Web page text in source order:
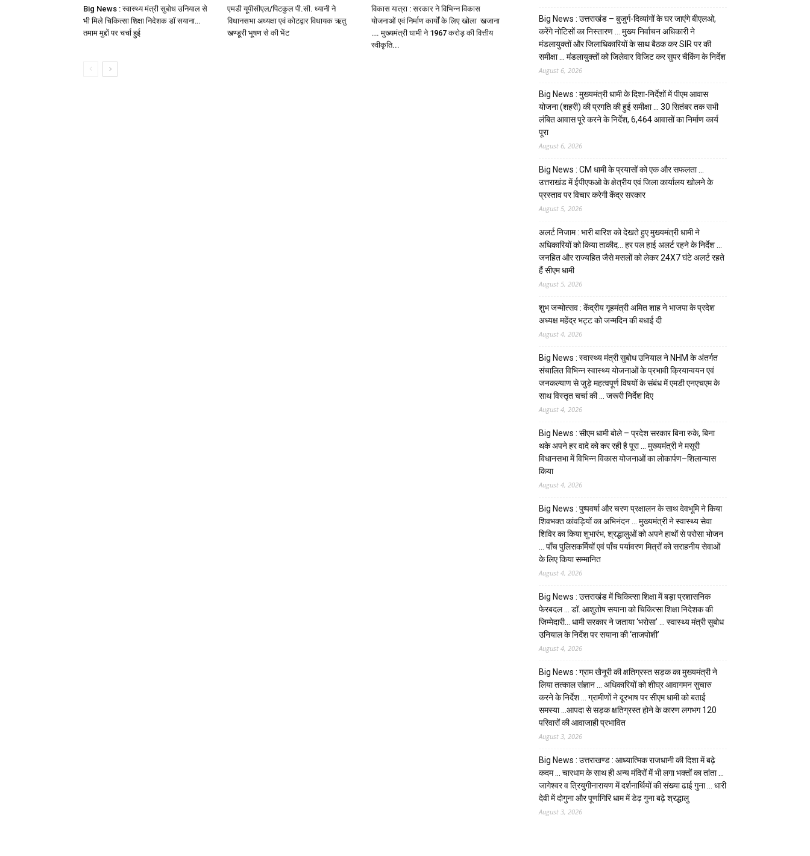
Big News : स्वास्थ्य मंत्री सुबोध उनियाल से
भी मिले चिकित्सा शिक्षा निदेशक डॉ सयाना…
तमाम मुद्दों पर चर्चा हुई
एमडी यूपीसीएल/पिटकुल पी.सी. ध्यानी ने
विधानसभा अध्यक्षा एवं कोटद्वार विधायक ऋतु
खण्डूरी भूषण से की भेंट
विकास यात्रा : सरकार ने विभिन्न विकास
योजनाओं एवं निर्माण कार्यों के लिए खोला खजाना
…. मुख्यमंत्री धामी ने ₹1967 करोड़ की वित्तीय
स्वीकृति...
Big News : उत्तराखंड – बुजुर्ग-दिव्यांगों के घर जाएंगे बीएलओ,
करेंगे नोटिसों का निस्तारण … मुख्य निर्वाचन अधिकारी ने
मंडलायुक्तों और जिलाधिकारियों के साथ बैठक कर SIR पर की
समीक्षा … मंडलायुक्तों को जिलेवार विजिट कर सुपर चैकिंग के निर्देश
August 6, 2026
Big News : मुख्यमंत्री धामी के दिशा-निर्देशों में पीएम आवास
योजना (शहरी) की प्रगति की हुई समीक्षा … 30 सितंबर तक सभी
लंबित आवास पूरे करने के निर्देश, 6,464 आवासों का निर्माण कार्य
पूरा
August 6, 2026
Big News : CM धामी के प्रयासों को एक और सफलता …
उत्तराखंड में ईपीएफओ के क्षेत्रीय एवं जिला कार्यालय खोलने के
प्रस्ताव पर विचार करेगी केंद्र सरकार
August 5, 2026
अलर्ट निजाम : भारी बारिश को देखते हुए मुख्यमंत्री धामी ने
अधिकारियों को किया ताकीद… हर पल हाई अलर्ट रहने के निर्देश …
जनहित और राज्यहित जैसे मसलों को लेकर 24X7 घंटे अलर्ट रहते
हैं सीएम धामी
August 5, 2026
शुभ जन्मोत्सव : केंद्रीय गृहमंत्री अमित शाह ने भाजपा के प्रदेश
अध्यक्ष महेंद्र भट्ट को जन्मदिन की बधाई दी
August 4, 2026
Big News : स्वास्थ्य मंत्री सुबोध उनियाल ने NHM के अंतर्गत
संचालित विभिन्न स्वास्थ्य योजनाओं के प्रभावी क्रियान्वयन एवं
जनकल्याण से जुड़े महत्वपूर्ण विषयों के संबंध में एमडी एनएचएम के
साथ विस्तृत चर्चा की … जरूरी निर्देश दिए
August 4, 2026
Big News : सीएम धामी बोले – प्रदेश सरकार बिना रुके, बिना
थके अपने हर वादे को कर रही है पूरा … मुख्यमंत्री ने मसूरी
विधानसभा में विभिन्न विकास योजनाओं का लोकार्पण–शिलान्यास
किया
August 4, 2026
Big News : पुष्पवर्षा और चरण प्रक्षालन के साथ देवभूमि ने किया
शिवभक्त कांवड़ियों का अभिनंदन … मुख्यमंत्री ने स्वास्थ्य सेवा
शिविर का किया शुभारंभ, श्रद्धालुओं को अपने हाथों से परोसा भोजन
… पाँच पुलिसकर्मियों एवं पाँच पर्यावरण मित्रों को सराहनीय सेवाओं
के लिए किया सम्मानित
August 4, 2026
Big News : उत्तराखंड में चिकित्सा शिक्षा में बड़ा प्रशासनिक
फेरबदल … डॉ. आशुतोष सयाना को चिकित्सा शिक्षा निदेशक की
जिम्मेदारी… धामी सरकार ने जताया ‘भरोसा’ … स्वास्थ्य मंत्री सुबोध
उनियाल के निर्देश पर सयाना की ‘ताजपोशी’
August 4, 2026
Big News : ग्राम खैनूरी की क्षतिग्रस्त सड़क का मुख्यमंत्री ने
लिया तत्काल संज्ञान … अधिकारियों को शीघ्र आवागमन सुचारु
करने के निर्देश … ग्रामीणों ने दूरभाष पर सीएम धामी को बताई
समस्या …आपदा से सड़क क्षतिग्रस्त होने के कारण लगभग 120
परिवारों की आवाजाही प्रभावित
August 3, 2026
Big News : उत्तराखण्ड : आध्यात्मिक राजधानी की दिशा में बढ़े
कदम … चारधाम के साथ ही अन्य मंदिरों में भी लगा भक्तों का तांता …
जागेश्वर व त्रियुगीनारायण में दर्शनार्थियों की संख्या ढाई गुना … धारी
देवी में दोगुना और पूर्णागिरि धाम में डेढ़ गुना बढ़े श्रद्धालु
August 3, 2026